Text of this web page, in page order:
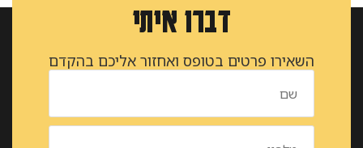
דברו איתי
השאירו פרטים בטופס ואחזור אליכם בהקדם